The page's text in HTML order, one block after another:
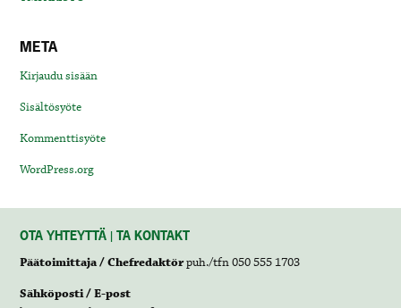
META
Kirjaudu sisään
Sisältösyöte
Kommenttisyöte
WordPress.org
OTA YHTEYTTÄ | TA KONTAKT
Päätoimittaja / Chefredaktörpuh./tfn 050 555 1703
Sähköposti / E-post